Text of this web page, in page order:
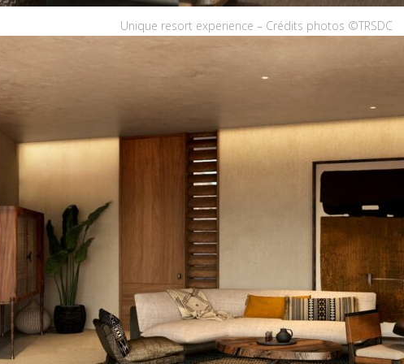
Unique resort experience – Crédits photos